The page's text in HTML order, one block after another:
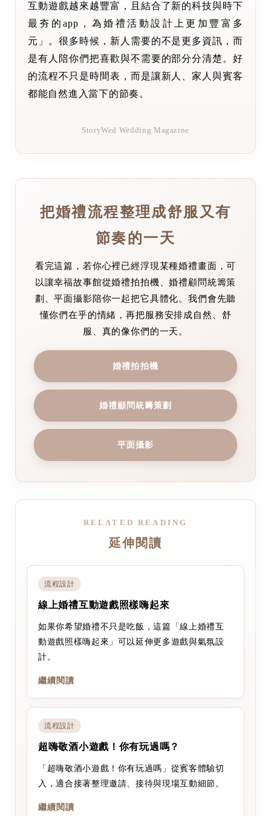
互動遊戲越來越豐富，且結合了新的科技與時下
最夯的app，為婚禮活動設計上更加豐富多
元」。很多時候，新人需要的不是更多資訊，而
是有人陪你們把喜歡與不需要的部分分清楚。好
的流程不只是時間表，而是讓新人、家人與賓客
都能自然進入當下的節奏。
StoryWed Wedding Magazine
把婚禮流程整理成舒服又有
節奏的一天
看完這篇，若你心裡已經浮現某種婚禮畫面，可
以讓幸福故事館從婚禮拍拍機、婚禮顧問統籌策
劃、平面攝影陪你一起把它具體化。我們會先聽
懂你們在乎的情緒，再把服務安排成自然、舒
服、真的像你們的一天。
婚禮拍拍機
婚禮顧問統籌策劃
平面攝影
RELATED READING
延伸閱讀
流程設計
線上婚禮互動遊戲照樣嗨起來
如果你希望婚禮不只是吃飯，這篇「線上婚禮互
動遊戲照樣嗨起來」可以延伸更多遊戲與氣氛設
計。
繼續閱讀
流程設計
超嗨敬酒小遊戲！你有玩過嗎？
「超嗨敬酒小遊戲！你有玩過嗎」從賓客體驗切
入，適合接著整理邀請、接待與現場互動細節。
繼續閱讀